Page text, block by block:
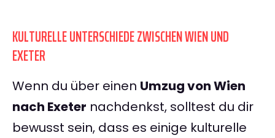
KULTURELLE UNTERSCHIEDE ZWISCHEN WIEN UND
EXETER
Wenn du über einen Umzug von Wien
nach Exeter nachdenkst, solltest du dir
bewusst sein, dass es einige kulturelle